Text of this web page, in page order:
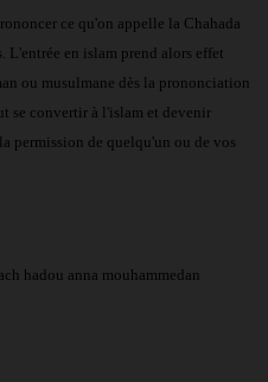
ce qu'on appelle la Chahada
en islam prend alors effet
ou musulmane dès la prononciation
se convertir à l'islam et devenir
permission de quelqu'un ou de vos
hadou anna mouhammedan